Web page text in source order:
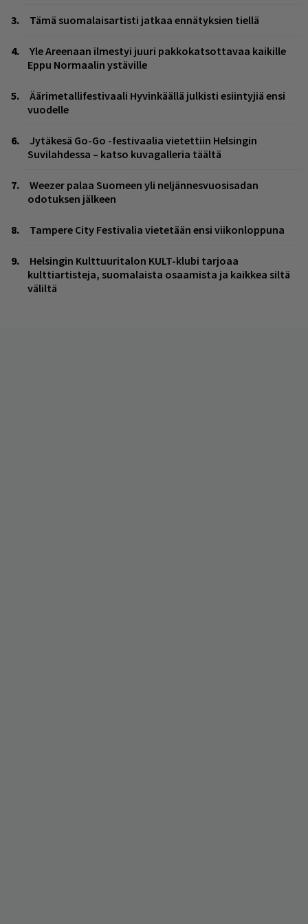
Tämä suomalaisartisti jatkaa ennätyksien tiellä
Yle Areenaan ilmestyi juuri pakkokatsottavaa kaikille
Eppu Normaalin ystäville
Äärimetallifestivaali Hyvinkäällä julkisti esiintyjiä ensi
vuodelle
Jytäkesä Go-Go -festivaalia vietettiin Helsingin
Suvilahdessa – katso kuvagalleria täältä
Weezer palaa Suomeen yli neljännesvuosisadan
odotuksen jälkeen
Tampere City Festivalia vietetään ensi viikonloppuna
Helsingin Kulttuuritalon KULT-klubi tarjoaa
kulttiartisteja, suomalaista osaamista ja kaikkea siltä
väliltä